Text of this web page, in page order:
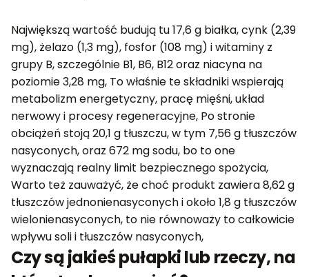
Największą wartość budują tu 17,6 g białka, cynk (2,39
mg), żelazo (1,3 mg), fosfor (108 mg) i witaminy z
grupy B, szczególnie B1, B6, B12 oraz niacyna na
poziomie 3,28 mg, To właśnie te składniki wspierają
metabolizm energetyczny, pracę mięśni, układ
nerwowy i procesy regeneracyjne, Po stronie
obciążeń stoją 20,1 g tłuszczu, w tym 7,56 g tłuszczów
nasyconych, oraz 672 mg sodu, bo to one
wyznaczają realny limit bezpiecznego spożycia,
Warto też zauważyć, że choć produkt zawiera 8,62 g
tłuszczów jednonienasyconych i około 1,8 g tłuszczów
wielonienasyconych, to nie równoważy to całkowicie
wpływu soli i tłuszczów nasyconych,
Czy są jakieś pułapki lub rzeczy, na